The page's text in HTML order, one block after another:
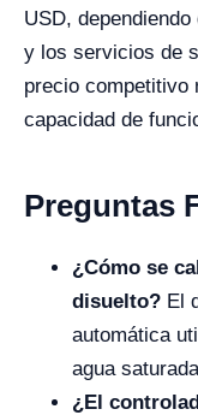
USD,
y los servicios de
precio competitivo
capacidad de
Preguntas
¿Cómo se
disuelto? El
automática
agua
¿El